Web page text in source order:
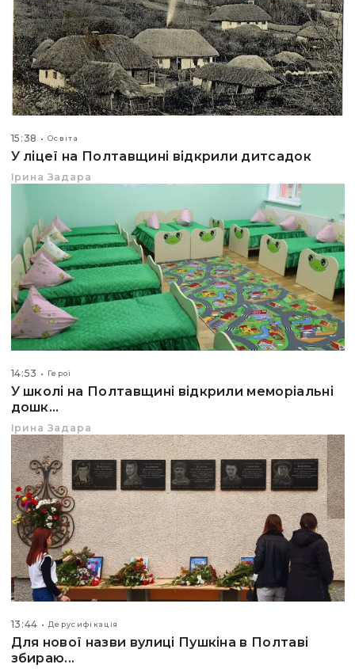
15:38 Освіта
У ліцеї на Полтавщині відкрили дитсадок
Ірина Задара
14:53 Герої
У школі на Полтавщині відкрили меморіальні
дошк...
Ірина Задара
13:44 Дерусифікація
Для нової назви вулиці Пушкіна в Полтаві
збираю...